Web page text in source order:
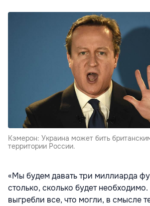
Кэмерон: Украина может бить
территории России.
«Мы будем давать три миллиарда
столько, сколько будет
выгребли все, что могли, в смысле